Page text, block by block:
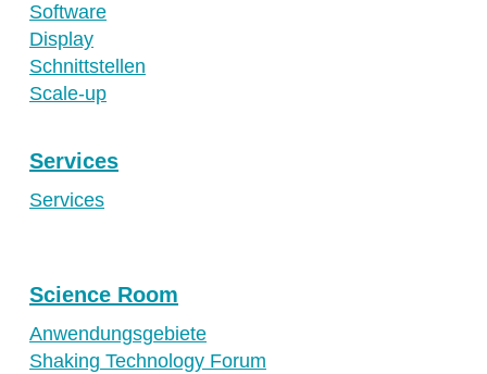
Software
Display
Schnittstellen
Scale-up
Services
Services
Science Room
Anwendungsgebiete
Shaking Technology Forum